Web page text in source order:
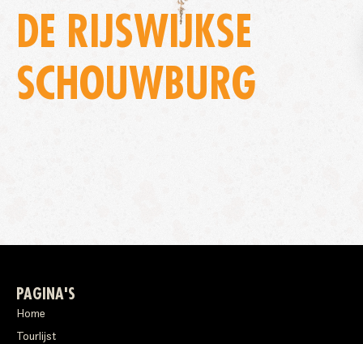
DE RIJSWIJKSE
SCHOUWBURG
PAGINA'S
Home
Tourlijst